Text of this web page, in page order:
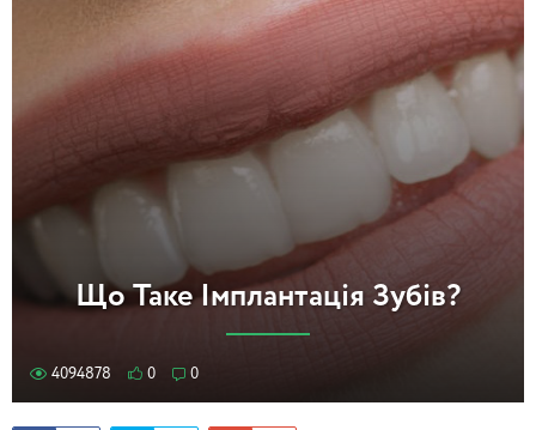
Що Таке Імплантація Зубів?
4094878 0 0